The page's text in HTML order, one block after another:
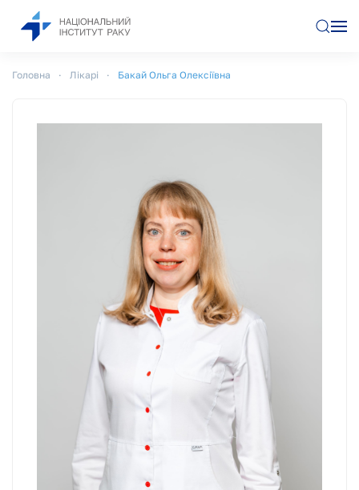
Головна Лікарі Бакай Ольга Олексіївна